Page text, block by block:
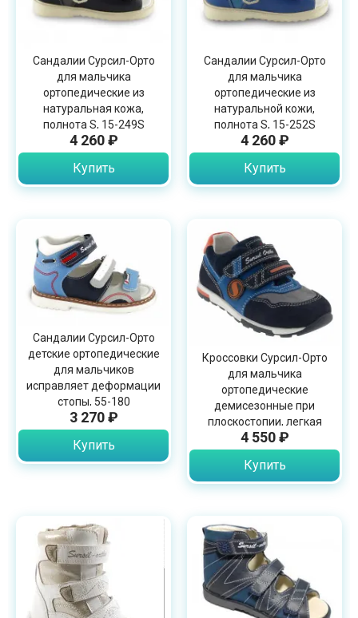
Сандалии Сурсил-Орто
для мальчика
ортопедические из
натуральная кожа,
полнота S, 15-249S
4 260 ₽
Купить
Сандалии Сурсил-Орто
для мальчика
ортопедические из
натуральной кожи,
полнота S, 15-252S
4 260 ₽
Купить
Сандалии Сурсил-Орто
детские ортопедические
для мальчиков
исправляет деформации
стопы, 55-180
3 270 ₽
Купить
Кроссовки Сурсил-Орто
для мальчика
ортопедические
демисезонные при
плоскостопии, легкая
подошва 55-167
4 550 ₽
Купить